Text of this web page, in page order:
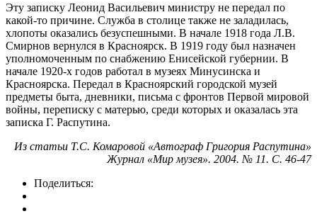
Эту записку Леонид Васильевич министру не передал по
какой-то причине. Служба в столице также не заладилась,
хлопоты оказались безуспешными. В начале 1918 года Л.В.
Смирнов вернулся в Красноярск. В 1919 году был назначен
уполномоченным по снабжению Енисейской губернии. В
начале 1920-х годов работал в музеях Минусинска и
Красноярска. Передал в Красноярский городской музей
предметы быта, дневники, письма с фронтов Первой мировой
войны, переписку с матерью, среди которых и оказалась эта
записка Г. Распутина.
Из статьи Т.С. Комаровой «Автограф Григория Распутина»
Журнал «Мир музея». 2004. № 11. С. 46-47
Поделиться: